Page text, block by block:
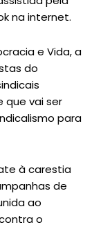
na internet.
e Vida, a
do
que vai ser
para
à carestia
de
ao
o